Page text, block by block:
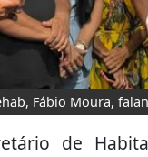
Fábio Moura,
de